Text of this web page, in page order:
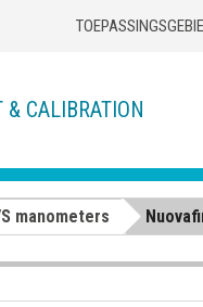
& CALIBRATION
manometers